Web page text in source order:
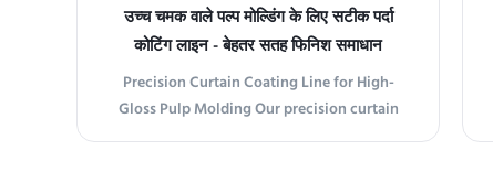
उच्च चमक वाले पल्प मोल्डिंग के लिए सटीक पर्दा
कोटिंग लाइन - बेहतर सतह फिनिश समाधान
Precision Curtain Coating Line for High-
Gloss Pulp Molding Our precision curtain
coating line delivers superior surface finish